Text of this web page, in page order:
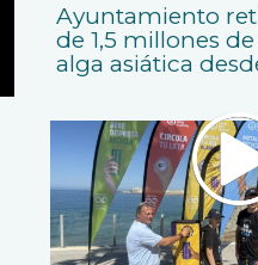
Ayuntamiento
de 1,5 millones
alga asiática